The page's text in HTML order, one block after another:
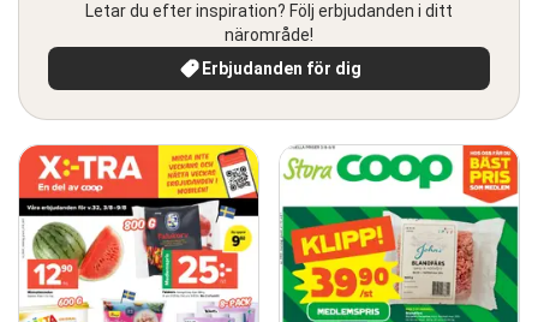
Letar du efter inspiration? Följ erbjudanden i ditt
närområde!
Erbjudanden för dig